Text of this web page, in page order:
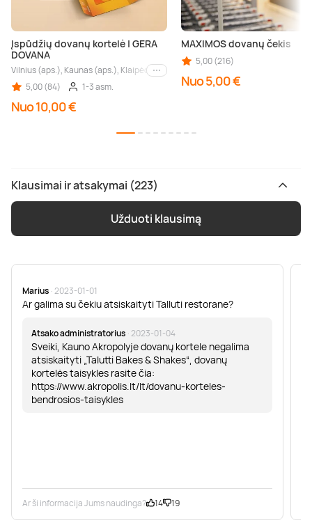
Įspūdžių dovanų kortelė | GERA
DOVANA
Vilnius (aps.), Kaunas (aps.), Klaipėda (aps.), Palanga (aps.), Nida (aps.),
Kiti miestai
5,00 (84)
1-3 asm.
Nuo 10,00 €
MAXIMOS dovanų čekis
5,00 (216)
Nuo 5,00 €
Klausimai ir atsakymai (223)
Užduoti klausimą
Marius · 2023-01-01
Ar galima su čekiu atsiskaityti Talluti restorane?
Atsako administratorius · 2023-01-04
Sveiki, Kauno Akropolyje dovanų kortele negalima
atsiskaityti „Talutti Bakes & Shakes“, dovanų
kortelės taisykles rasite čia:
https://www.akropolis.lt/lt/dovanu-korteles-
bendrosios-taisykles
Ar ši informacija Jums naudinga? 14 19